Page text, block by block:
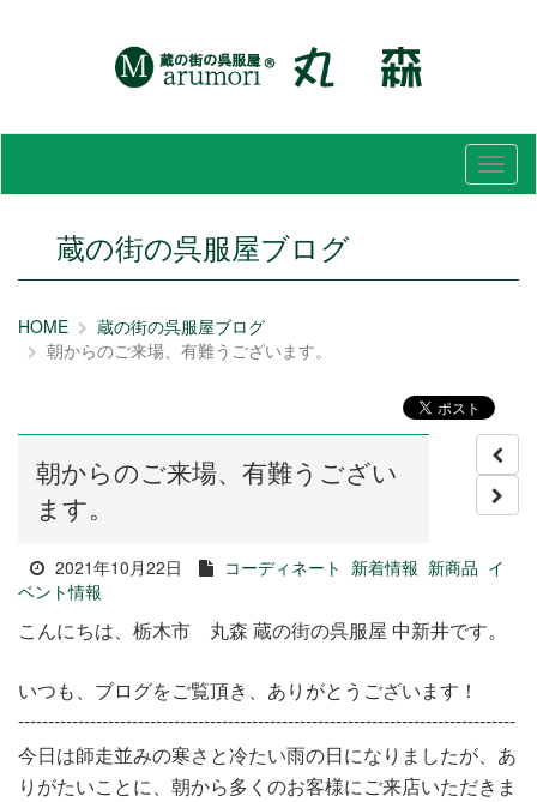
メ
ニ
蔵の街の呉服屋ブログ
HOME
蔵の街の呉服屋ブログ
朝からのご来場、有難うございます。
朝からのご来場、有難うござい
ます。
2021年10月22日 コーディネート 新着情報 新商品 イ
ベント情報
こんにちは、栃木市 丸森 蔵の街の呉服屋 中新井です。
いつも、ブログをご覧頂き、ありがとうございます！
-----------------------------------------------------------------------------------
今日は師走並みの寒さと冷たい雨の日になりましたが、あ
りがたいことに、朝から多くのお客様にご来店いただきま